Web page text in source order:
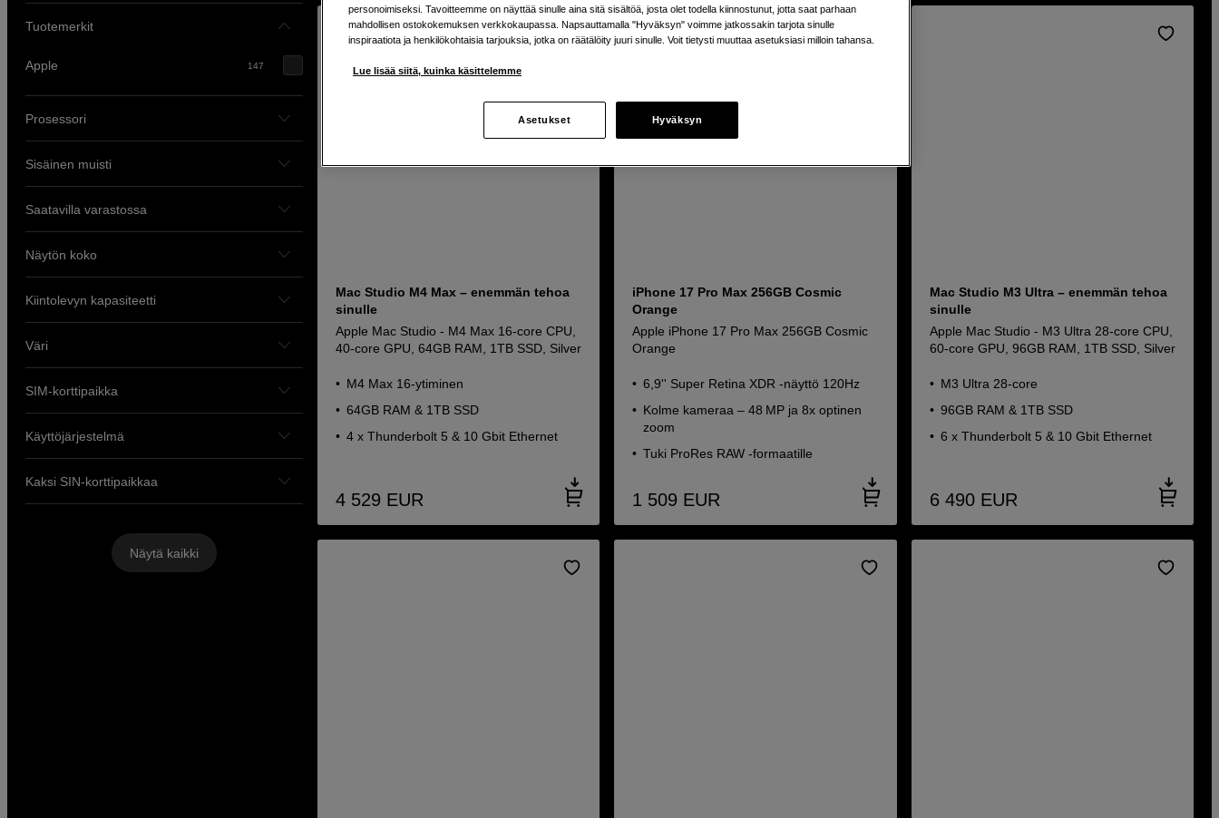
Tuotemerkit
Apple 147
Prosessori
Sisäinen muisti
Saatavilla varastossa
Näytön koko
Kiintolevyn kapasiteetti
Väri
SIM-korttipaikka
Käyttöjärjestelmä
Kaksi SIN-korttipaikkaa
Näytä kaikki
Mac Studio M4 Max – enemmän tehoa
sinulle
Apple Mac Studio - M4 Max 16‑core CPU,
40-core GPU, 64GB RAM, 1TB SSD, Silver
M4 Max 16-ytiminen
64GB RAM & 1TB SSD
4 x Thunderbolt 5 & 10 Gbit Ethernet
4 529 EUR
iPhone 17 Pro Max 256GB Cosmic
Orange
Apple iPhone 17 Pro Max 256GB Cosmic
Orange
6,9'' Super Retina XDR -näyttö 120Hz
Kolme kameraa – 48 MP ja 8x optinen
zoom
Tuki ProRes RAW -formaatille
1 509 EUR
Mac Studio M3 Ultra – enemmän tehoa
sinulle
Apple Mac Studio - M3 Ultra 28‑core CPU,
60-core GPU, 96GB RAM, 1TB SSD, Silver
M3 Ultra 28‑core
96GB RAM & 1TB SSD
6 x Thunderbolt 5 & 10 Gbit Ethernet
6 490 EUR
personoimiseksi. Tavoitteemme on näyttää sinulle aina sitä sisältöä, josta olet todella kiinnostunut, jotta saat parhaan
mahdollisen ostokokemuksen verkkokaupassa. Napsauttamalla "Hyväksyn" voimme jatkossakin tarjota sinulle
inspiraatiota ja henkilökohtaisia tarjouksia, jotka on räätälöity juuri sinulle. Voit tietysti muuttaa asetuksiasi milloin tahansa.
Lue lisää siitä, kuinka käsittelemme
Asetukset Hyväksyn